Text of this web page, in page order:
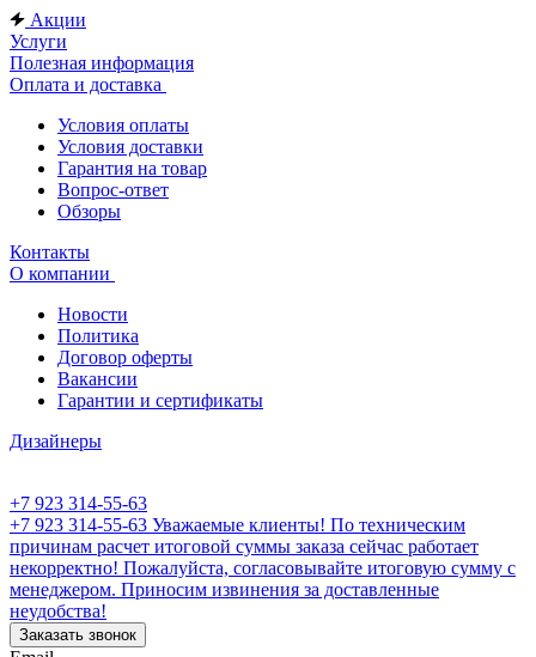
Акции
Услуги
Полезная информация
Оплата и доставка
Условия оплаты
Условия доставки
Гарантия на товар
Вопрос-ответ
Обзоры
Контакты
О компании
Новости
Политика
Договор оферты
Вакансии
Гарантии и сертификаты
Дизайнеры
+7 923 314-55-63
+7 923 314-55-63 Уважаемые клиенты! По техническим
причинам расчет итоговой суммы заказа сейчас работает
некорректно! Пожалуйста, согласовывайте итоговую сумму с
менеджером. Приносим извинения за доставленные
неудобства!
Заказать звонок